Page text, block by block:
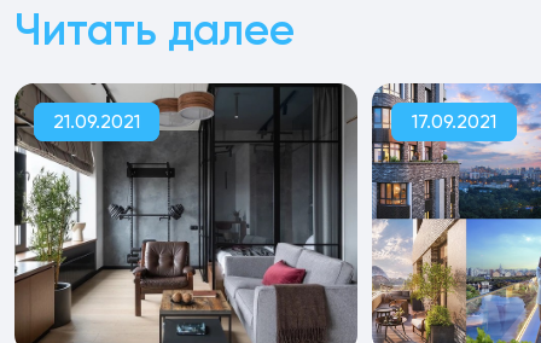
Читать далее
21.09.2021 17.09.2021